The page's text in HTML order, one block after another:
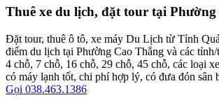
Thuê xe du lịch, đặt tour tại
Đặt tour, thuê ô tô, xe máy Du Lịch từ Tỉnh
điểm du lịch tại Phường Cao Thắng và các
4 chỗ, 7 chỗ, 16 chỗ, 29 chỗ, 45 chỗ, các loại
có máy lạnh tốt, chi phí hợp lý, có đưa đón sân
Gọi 038.463.1386